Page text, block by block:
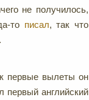
не получилось,
то писал, так что
первые вылеты он
первый английский